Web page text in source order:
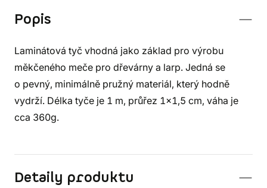
Popis
Laminátová tyč vhodná jako základ pro výrobu
měkčeného meče pro dřevárny a larp. Jedná se
o pevný, minimálně pružný materiál, který hodně
vydrží. Délka tyče je 1 m, průřez 1x1,5 cm, váha je
cca 360g.
Detaily produktu